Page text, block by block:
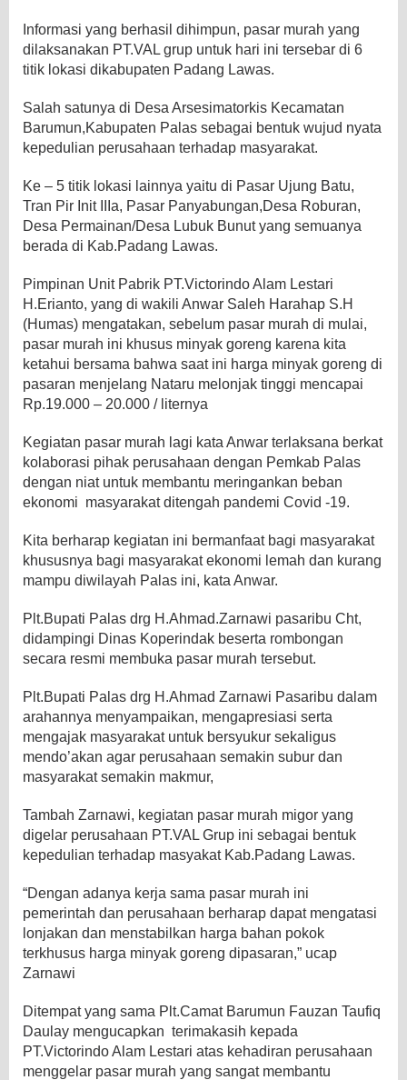
Informasi yang berhasil dihimpun, pasar murah yang
dilaksanakan PT.VAL grup untuk hari ini tersebar di 6
titik lokasi dikabupaten Padang Lawas.
Salah satunya di Desa Arsesimatorkis Kecamatan
Barumun,Kabupaten Palas sebagai bentuk wujud nyata
kepedulian perusahaan terhadap masyarakat.
Ke – 5 titik lokasi lainnya yaitu di Pasar Ujung Batu,
Tran Pir Init IIIa, Pasar Panyabungan,Desa Roburan,
Desa Permainan/Desa Lubuk Bunut yang semuanya
berada di Kab.Padang Lawas.
Pimpinan Unit Pabrik PT.Victorindo Alam Lestari
H.Erianto, yang di wakili Anwar Saleh Harahap S.H
(Humas) mengatakan, sebelum pasar murah di mulai,
pasar murah ini khusus minyak goreng karena kita
ketahui bersama bahwa saat ini harga minyak goreng di
pasaran menjelang Nataru melonjak tinggi mencapai
Rp.19.000 – 20.000 / liternya
Kegiatan pasar murah lagi kata Anwar terlaksana berkat
kolaborasi pihak perusahaan dengan Pemkab Palas
dengan niat untuk membantu meringankan beban
ekonomi masyarakat ditengah pandemi Covid -19.
Kita berharap kegiatan ini bermanfaat bagi masyarakat
khususnya bagi masyarakat ekonomi lemah dan kurang
mampu diwilayah Palas ini, kata Anwar.
Plt.Bupati Palas drg H.Ahmad.Zarnawi pasaribu Cht,
didampingi Dinas Koperindak beserta rombongan
secara resmi membuka pasar murah tersebut.
Plt.Bupati Palas drg H.Ahmad Zarnawi Pasaribu dalam
arahannya menyampaikan, mengapresiasi serta
mengajak masyarakat untuk bersyukur sekaligus
mendo’akan agar perusahaan semakin subur dan
masyarakat semakin makmur,
Tambah Zarnawi, kegiatan pasar murah migor yang
digelar perusahaan PT.VAL Grup ini sebagai bentuk
kepedulian terhadap masyakat Kab.Padang Lawas.
“Dengan adanya kerja sama pasar murah ini
pemerintah dan perusahaan berharap dapat mengatasi
lonjakan dan menstabilkan harga bahan pokok
terkhusus harga minyak goreng dipasaran,” ucap
Zarnawi
Ditempat yang sama Plt.Camat Barumun Fauzan Taufiq
Daulay mengucapkan terimakasih kepada
PT.Victorindo Alam Lestari atas kehadiran perusahaan
menggelar pasar murah yang sangat membantu